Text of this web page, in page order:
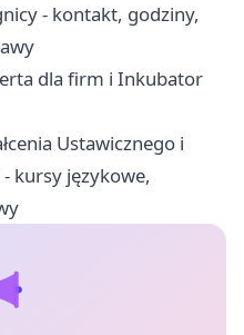
- kontakt, godziny,
dla firm i Inkubator
Ustawicznego i
kursy językowe,